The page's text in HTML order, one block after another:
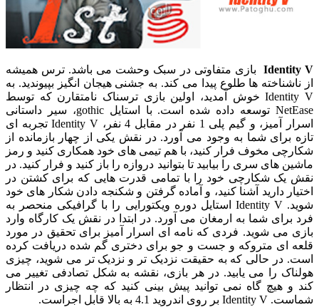
Identity V بازی متفاوتی در سبک وحشت می باشد. ترس همیشه
از ناشناخته ها طلوع پیدا می کند. به جشنی هیجان انگیز بپیوندید. به
Identity V خوش آمدید، اولین بازی ترسناک نامتقارن که توسط
NetEase توسعه داده شده است. با استایل gothic، سیر داستانی
اسرار آمیز، و گیم پلی 1 نفر در مقابل 4 نفر، Identity V تجربه ای
تازه برای شما به وجود می آورد. در نقش یکی از چهار بازمانده از
شکارچی مخوف فرار کنید، با هم تیمی های خود همکاری کنید و رمز
ماشین های سری را بیابید تا بتوانید دروازه را باز کنید و فرار کنید. در
نقش یک شکارچی خود را با تمامی قدرت هایی که برای کشتن در
اختیار دارید آشنا کنید، و آماده گرفتن و شکنجه دادن شکار های خود
شوید. Identity V استایل دوره ویکتورایی را با گرافیکی منحصر به
فرد برای شما به ارمغان می آورد. در ابتدا در نقش یک کارگاه وارد
بازی می شوید. فردی که نامه ای اسرار آمیز برای تحقیق در مورد
قلعه ای متروکه و جست و جو برای دختری گم شده دریافت کرده
است. در حالی که به حقیقت نزدیک تر و نزدیک تر می شوید، چیزی
هولناک را می یابید. در هر بازی، نقشه به شکل تصادفی تغییر می
کند و هیچ گاه نمی توانید پیش بینی کنید که چه چیزی در انتظار
شماست. Identity V بر روی اندروید 4.1 به بالا قابل اجراست.